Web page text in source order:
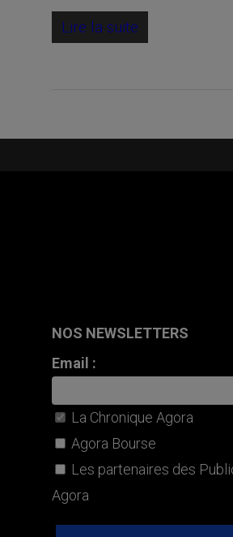
Lire la suite
NOS NEWSLETTERS
Email :
La Chronique Agora
Agora Bourse
Les partenaires des
Agora